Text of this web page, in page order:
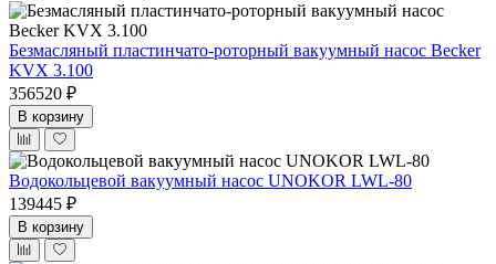
Безмасляный пластинчато-роторный вакуумный насос Becker
KVX 3.100
356520 ₽
В корзину
Водокольцевой вакуумный насос UNOKOR LWL-80
139445 ₽
В корзину